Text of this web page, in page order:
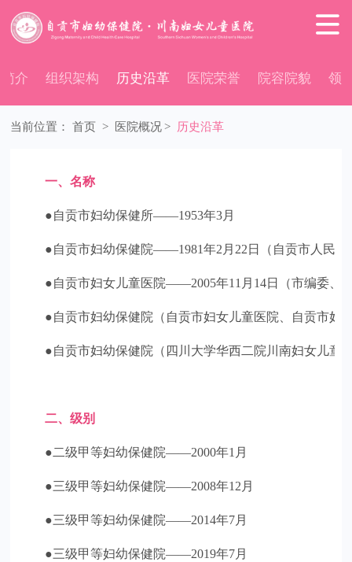

介 组织架构 历史沿革 医院荣誉 院容院貌 领
当前位置： 首页 > 医院概况 > 历史沿革
一、名称
●自贡市妇幼保健所——1953年3月
●自贡市妇幼保健院——1981年2月22日（自贡市人民政
●自贡市妇女儿童医院——2005年11月14日（市编委、
●自贡市妇幼保健院（自贡市妇女儿童医院、自贡市
●自贡市妇幼保健院（四川大学华西二院川南妇女儿童
二、级别
●二级甲等妇幼保健院——2000年1月
●三级甲等妇幼保健院——2008年12月
●三级甲等妇幼保健院——2014年7月
●三级甲等妇幼保健院——2019年7月